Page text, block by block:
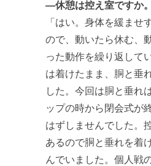
―休憩は控え室ですか。
「はい。身体を緩ませ
ので、動いたら休む、
った動作を繰り返して
は着けたまま、胴と垂
した。今回は胴と垂れ
ップの時から閉会式が
はずしませんでした。
あるので胴と垂れを着
んでいました。個人戦